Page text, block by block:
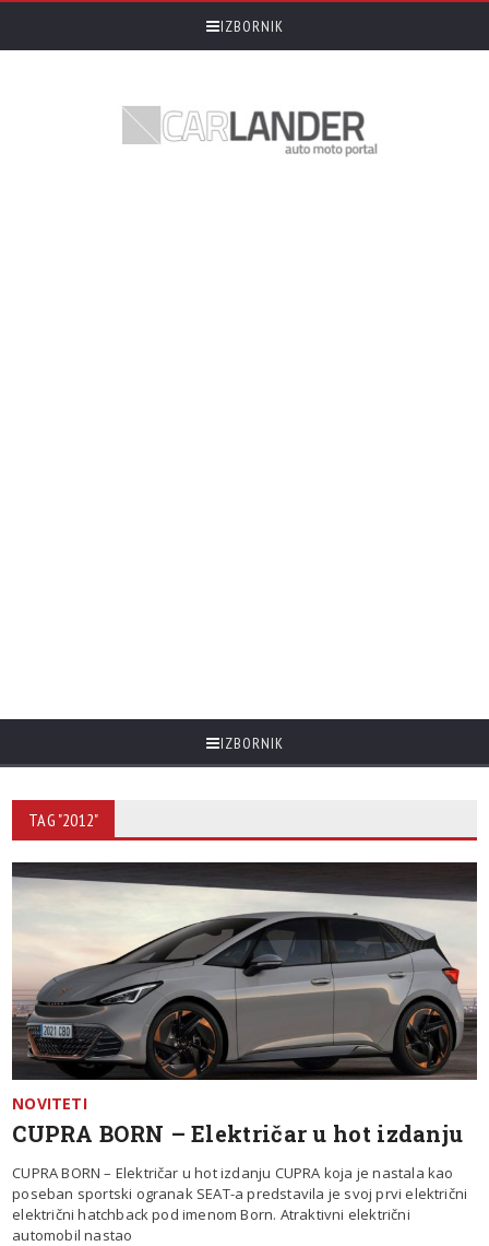
IZBORNIK
IZBORNIK
TAG "2012"
NOVITETI
CUPRA BORN – Električar u hot izdanju
CUPRA BORN – Električar u hot izdanju CUPRA koja je nastala kao
poseban sportski ogranak SEAT-a predstavila je svoj prvi električni
električni hatchback pod imenom Born. Atraktivni električni
automobil nastao